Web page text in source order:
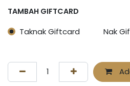
TAMBAH GIFTCARD
Taknak Giftcard Nak